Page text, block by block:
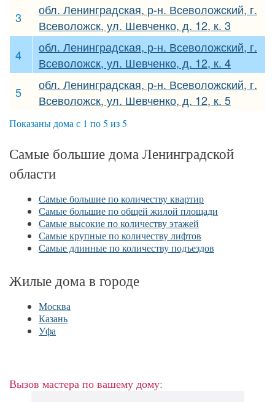
3
обл. Ленинградская, р-н. Всеволожский, г.
Всеволожск, ул. Шевченко, д. 12, к. 3
4
обл. Ленинградская, р-н. Всеволожский, г.
Всеволожск, ул. Шевченко, д. 12, к. 4
5
обл. Ленинградская, р-н. Всеволожский, г.
Всеволожск, ул. Шевченко, д. 12, к. 5
Показаны дома с 1 по 5 из 5
Самые большие дома Ленинградской
области
Самые большие по количеству квартир
Самые большие по общей жилой площади
Самые высокие по количеству этажей
Самые крупные по количеству лифтов
Самые длинные по количеству подъездов
Жилые дома в городе
Москва
Казань
Уфа
Вызов мастера по вашему дому: